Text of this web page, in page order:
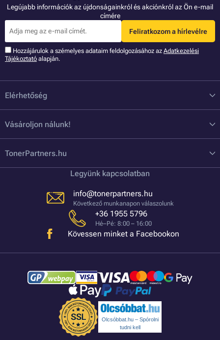
Legújabb információk az újdonságainkról és akciónkról az Ön e-mail
címére
Feliratkozom a hírlevélre
Hozzájárulok a szémelyes adataim feldolgozásához az Adatkezelési
Tájékoztató alapján.
Elérhetőség
Vásároljon nálunk!
TonerPartners.hu
Legyünk kapcsolatban
info@tonerpartners.hu
Következő munkanapon válaszolunk
+36 1955 5796
Hé–Pé: 8:00 – 16:00
Kövessen minket a Facebookon
Olcsóbbat.hu – Spórolni
tudni kell